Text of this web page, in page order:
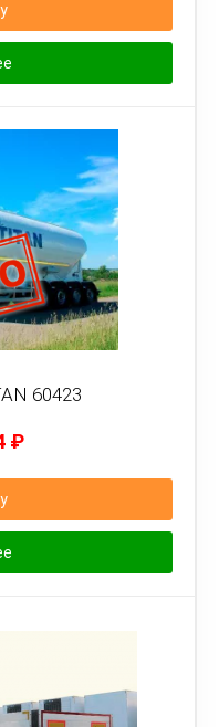
60423
₽